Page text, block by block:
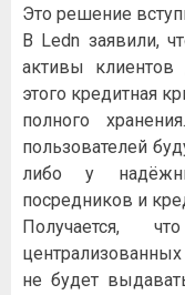
Это решение
В Ledn заявили,
активы клиентов
этого кредитная
полного
пользователей
либо у
посредников и
Получается,
не будет